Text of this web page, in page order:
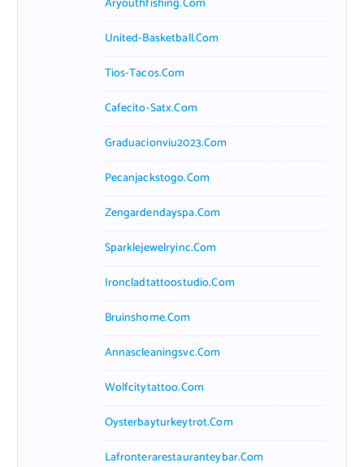
United-Basketball.com
Tios-Tacos.com
Cafecito-Satx.com
Graduacionviu2023.com
Pecanjackstogo.com
Zengardendayspa.com
Sparklejewelryinc.com
Ironcladtattoostudio.com
Bruinshome.com
Annascleaningsvc.com
Wolfcitytattoo.com
Oysterbayturkeytrot.com
Lafronterarestauranteybar.com